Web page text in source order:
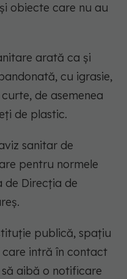
obiecte care nu au
arată ca și
cu igrasie,
de asemenea
de plastic.
sanitar de
pentru normele
de Direcția de
publică, spaţiu
intră în contact
aibă o notificare